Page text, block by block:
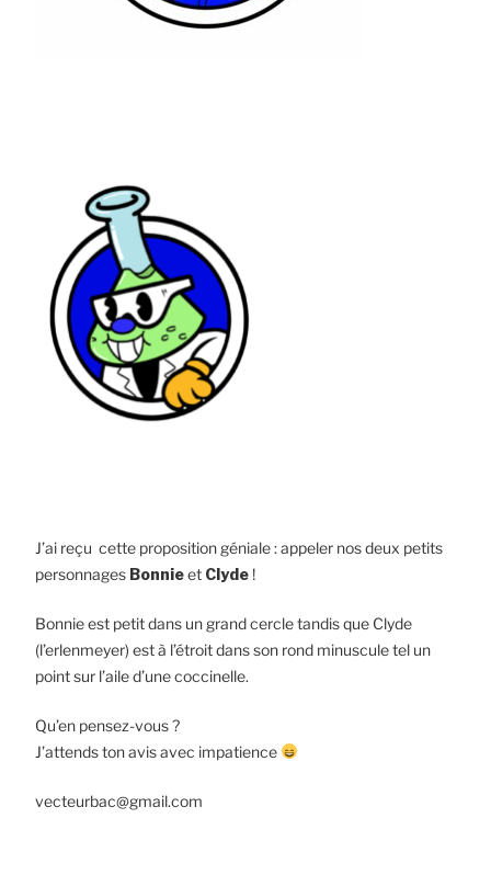
J’ai reçu cette proposition géniale : appeler nos deux petits
personnages Bonnieet Clyde !
Bonnie est petit dans un grand cercle tandis que Clyde
(l’erlenmeyer) est à l’étroit dans son rond minuscule tel un
point sur l’aile d’une coccinelle.
Qu’en pensez-vous ?
J’attends ton avis avec impatience
vecteurbac@gmail.com